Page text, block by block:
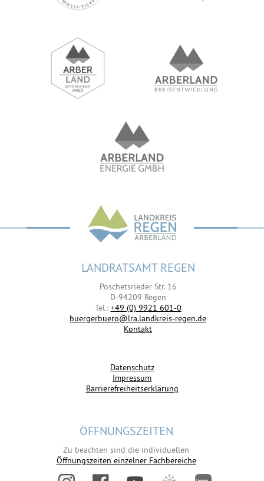
LANDRATSAMT REGEN
Poschetsrieder Str. 16
D-94209 Regen
Tel.: +49 (0) 9921 601-0
buergerbuero@lra.landkreis-regen.de
Kontakt
Datenschutz
Impressum
Barrierefreiheitserklärung
ÖFFNUNGSZEITEN
Zu beachten sind die individuellen
Öffnungszeiten einzelner Fachbereiche